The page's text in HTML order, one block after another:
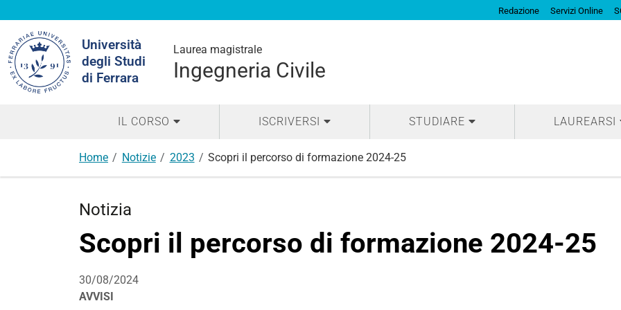
Redazione Servizi Online
Università
degli Studi
di Ferrara
Laurea magistrale
Ingegneria Civile
nel
sito
IL CORSO ISCRIVERSI STUDIARE LAUREARSI
Home Notizie 2023 Scopri il percorso di formazione 2024-25
Notizia
Scopri il percorso di formazione 2024-25
30/08/2024
AVVISI